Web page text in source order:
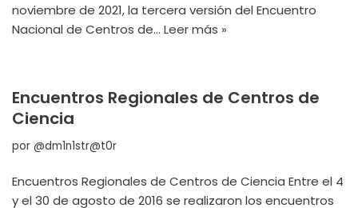
noviembre de 2021, la tercera versión del Encuentro
Nacional de Centros de… Leer más »
Encuentros Regionales de Centros de
Ciencia
por @dm1n1str@t0r
Encuentros Regionales de Centros de Ciencia Entre el 4
y el 30 de agosto de 2016 se realizaron los encuentros